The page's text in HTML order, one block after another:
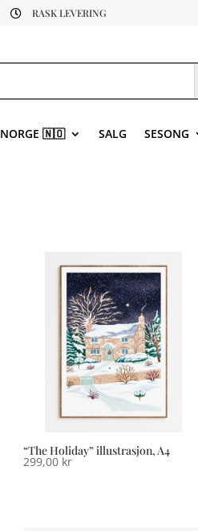
 RASK LEVERING
NORGE 🇳🇴 SALG SESONG
“The Holiday” illustrasjon, A4
299,00 kr